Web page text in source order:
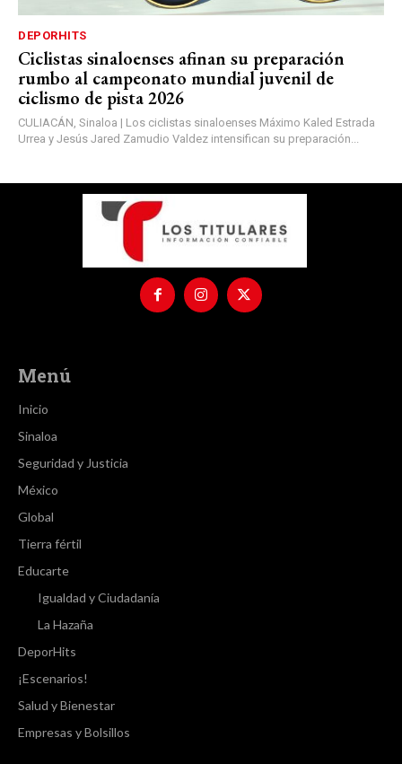
DEPORHITS
Ciclistas sinaloenses afinan su preparación
rumbo al campeonato mundial juvenil de
ciclismo de pista 2026
CULIACÁN, Sinaloa | Los ciclistas sinaloenses Máximo Kaled Estrada
Urrea y Jesús Jared Zamudio Valdez intensifican su preparación...
Menú
Inicio
Sinaloa
Seguridad y Justicia
México
Global
Tierra fértil
Educarte
Igualdad y Ciudadanía
La Hazaña
DeporHits
¡Escenarios!
Salud y Bienestar
Empresas y Bolsillos